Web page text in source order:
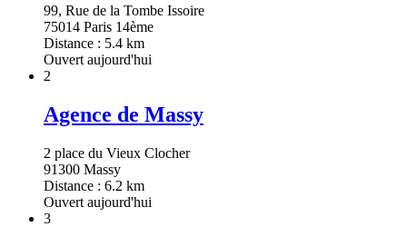
99, Rue de la Tombe Issoire
75014 Paris 14ème
Distance : 5.4 km
Ouvert aujourd'hui
2
Agence de Massy
2 place du Vieux Clocher
91300 Massy
Distance : 6.2 km
Ouvert aujourd'hui
3